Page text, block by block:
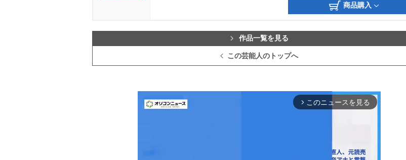
商品購入
作品一覧を見る
この芸能人のトップへ
arrow_forward_ios このニュースを見る